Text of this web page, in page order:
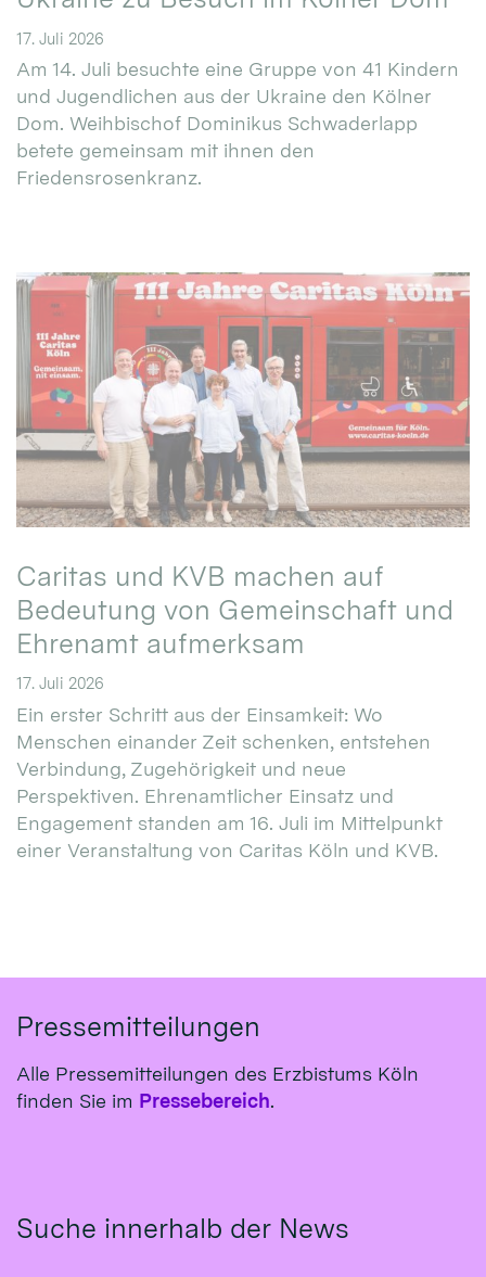
17. Juli 2026
Am 14. Juli besuchte eine Gruppe von 41 Kindern
und Jugendlichen aus der Ukraine den Kölner
Dom. Weihbischof Dominikus Schwaderlapp
betete gemeinsam mit ihnen den
Friedensrosenkranz.
Caritas und KVB machen auf
Bedeutung von Gemeinschaft und
Ehrenamt aufmerksam
17. Juli 2026
Ein erster Schritt aus der Einsamkeit: Wo
Menschen einander Zeit schenken, entstehen
Verbindung, Zugehörigkeit und neue
Perspektiven. Ehrenamtlicher Einsatz und
Engagement standen am 16. Juli im Mittelpunkt
einer Veranstaltung von Caritas Köln und KVB.
Pressemitteilungen
Alle Pressemitteilungen des Erzbistums Köln
finden Sie im Pressebereich.
Suche innerhalb der News